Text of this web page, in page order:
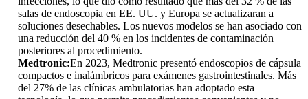
salas de endoscopia en EE. UU. y Europa se actualizaran a
soluciones desechables. Los nuevos modelos se han asociado con
una reducción del 40 % en los incidentes de contaminación
posteriores al procedimiento.
Medtronic:En 2023, Medtronic presentó endoscopios de cápsula
compactos e inalámbricos para exámenes gastrointestinales. Más
del 27% de las clínicas ambulatorias han adoptado esta